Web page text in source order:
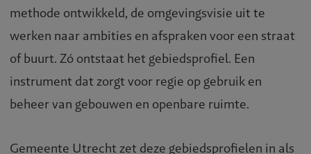
methode ontwikkeld, de omgevingsvisie uit te
werken naar ambities en afspraken voor een straat
of buurt. Zó ontstaat het gebiedsprofiel. Een
instrument dat zorgt voor regie op gebruik en
beheer van gebouwen en openbare ruimte.
Gemeente Utrecht zet deze gebiedsprofielen in als